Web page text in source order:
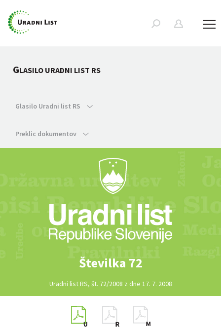
GLASILO URADNI LIST RS
Glasilo Uradni list RS
Preklic dokumentov
Številka 72
Uradni list RS, št. 72/2008 z dne 17. 7. 2008